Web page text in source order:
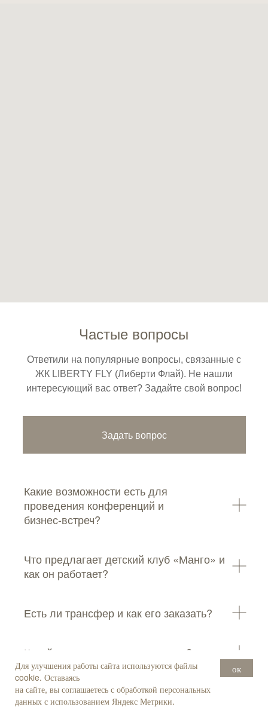
Для улучшения работы сайта используются файлы
cookie. Оставаясь
на сайте, вы соглашаетесь с обработкой персональных
данных с использованием Яндекс Метрики.
ок
Ответили на популярные вопросы, связанные с
ЖК LIBERTY FLY (Либерти Флай). Не нашли
интересующий вас ответ? Задайте свой вопрос!
Частые вопросы
Задать вопрос
Какие возможности есть для
проведения конференций и
бизнес‑встреч?
Что предлагает детский клуб «Манго» и
как он работает?
Есть ли трансфер и как его заказать?
Какой интернет доступен гостям?
Насколько близко отель расположен к
морю и ключевым объектам Сочи?